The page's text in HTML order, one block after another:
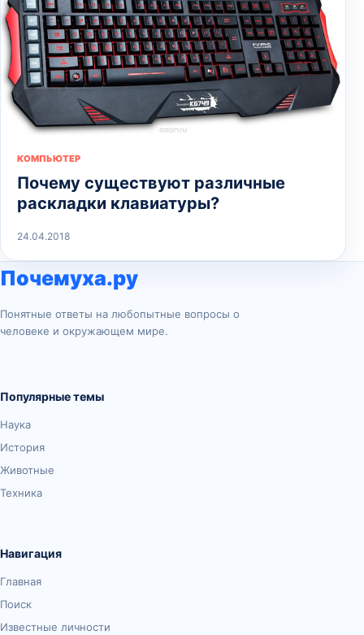
КОМПЬЮТЕР
Почему существуют различные
раскладки клавиатуры?
24.04.2018
Почемуха.ру
Понятные ответы на любопытные вопросы о
человеке и окружающем мире.
Популярные темы
Наука
История
Животные
Техника
Навигация
Главная
Поиск
Известные личности